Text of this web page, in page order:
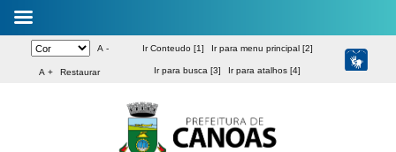
A -
A + Restaurar
Ir Conteudo [1] Ir para menu principal [2]
Ir para busca [3] Ir para atalhos [4]